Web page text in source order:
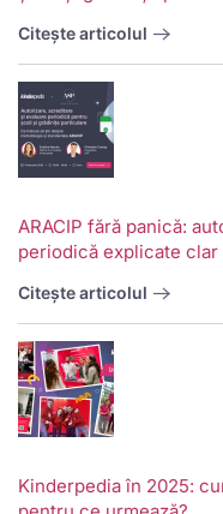
Citește articolul
ARACIP fără panică:
periodică explicate
Citește articolul
Kinderpedia în 2025: